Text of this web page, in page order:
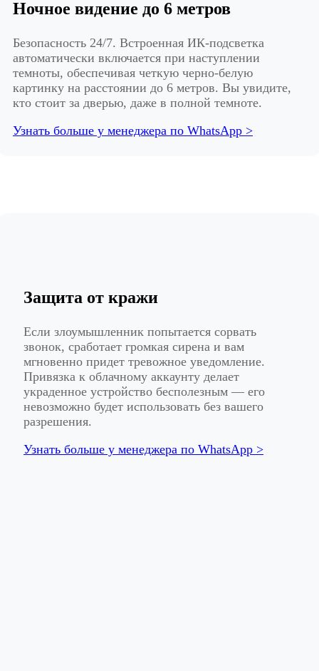
Ночное видение до 6 метров
Безопасность 24/7. Встроенная ИК-подсветка
автоматически включается при наступлении
темноты, обеспечивая четкую черно-белую
картинку на расстоянии до 6 метров. Вы увидите,
кто стоит за дверью, даже в полной темноте.
Узнать больше у менеджера по WhatsApp >
Защита от кражи
Если злоумышленник попытается сорвать
звонок, сработает громкая сирена и вам
мгновенно придет тревожное уведомление.
Привязка к облачному аккаунту делает
украденное устройство бесполезным — его
невозможно будет использовать без вашего
разрешения.
Узнать больше у менеджера по WhatsApp >